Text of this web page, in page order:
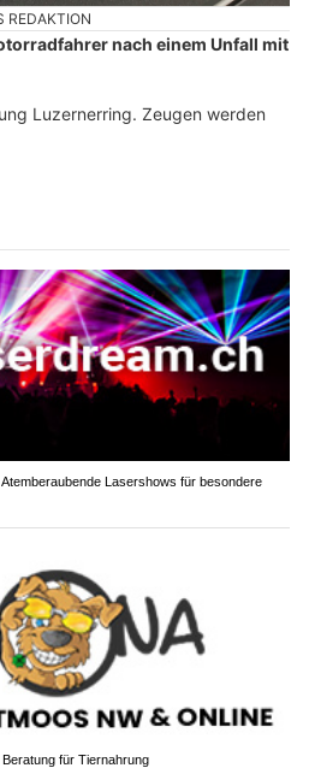
REDAKTION
nach einem Unfall mit
Luzernerring. Zeugen werden
Lasershows für besondere
für Tiernahrung